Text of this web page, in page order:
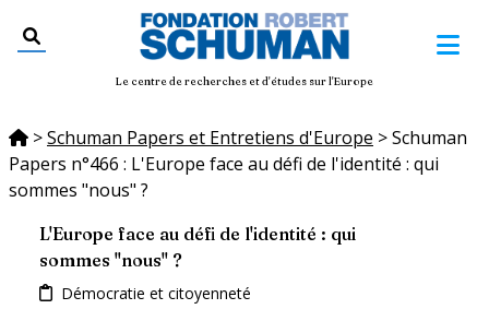
Le centre de recherches et d'études sur l'Europe
>Schuman Papers et Entretiens d'Europe >Schuman
Papers n°466 : L'Europe face au défi de l'identité : qui
sommes "nous" ?
L'Europe face au défi de l'identité : qui
sommes "nous" ?
Démocratie et citoyenneté